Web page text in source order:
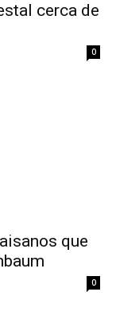
cerca de
0
que
0